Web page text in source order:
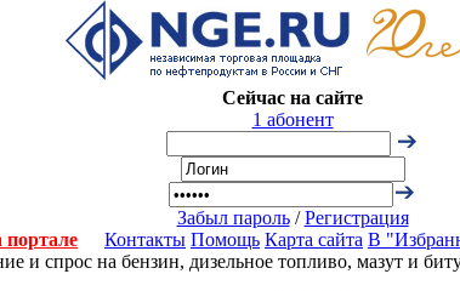
Сейчас на сайте
1 абонент
Забыл пароль/Регистрация
портале
Контакты Помощь Карта сайта В
и спрос на бензин, дизельное топливо, мазут и